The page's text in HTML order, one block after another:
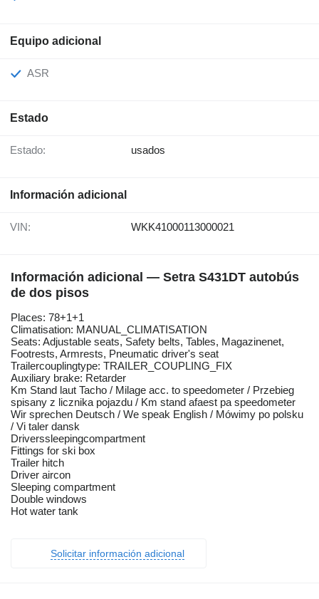
Equipo adicional
ASR
Estado
Estado: usados
Información adicional
VIN: WKK41000113000021
Información adicional — Setra S431DT autobús
de dos pisos
Places: 78+1+1
Climatisation: MANUAL_CLIMATISATION
Seats: Adjustable seats, Safety belts, Tables, Magazinenet,
Footrests, Armrests, Pneumatic driver's seat
Trailercouplingtype: TRAILER_COUPLING_FIX
Auxiliary brake: Retarder
Km Stand laut Tacho / Milage acc. to speedometer / Przebieg
spisany z licznika pojazdu / Km stand afaest pa speedometer
Wir sprechen Deutsch / We speak English / Mówimy po polsku
/ Vi taler dansk
Driverssleepingcompartment
Fittings for ski box
Trailer hitch
Driver aircon
Sleeping compartment
Double windows
Hot water tank
Solicitar información adicional